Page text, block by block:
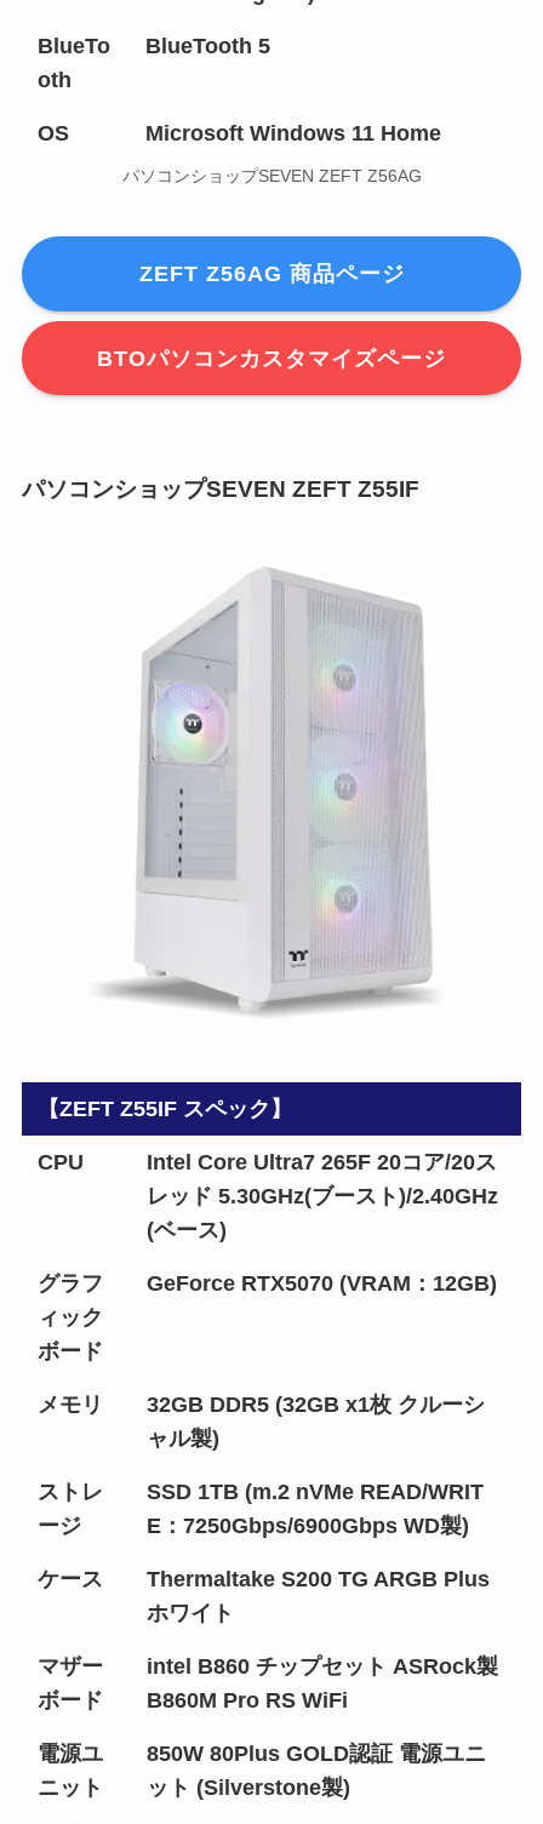
BlueTo
oth
BlueTooth 5
OS Microsoft Windows 11 Home
パソコンショップSEVEN ZEFT Z56AG
ZEFT Z56AG 商品ページ
BTOパソコンカスタマイズページ
パソコンショップSEVEN ZEFT Z55IF
【ZEFT Z55IF スペック】
CPU
Intel Core Ultra7 265F 20コア/20ス
レッド 5.30GHz(ブースト)/2.40GHz
(ベース)
グラフ
ィック
ボード
GeForce RTX5070 (VRAM：12GB)
メモリ
32GB DDR5 (32GB x1枚 クルーシ
ャル製)
ストレ
ージ
SSD 1TB (m.2 nVMe READ/WRIT
E：7250Gbps/6900Gbps WD製)
ケース
Thermaltake S200 TG ARGB Plus
ホワイト
マザー
ボード
intel B860 チップセット ASRock製
B860M Pro RS WiFi
電源ユ
ニット
850W 80Plus GOLD認証 電源ユニ
ット (Silverstone製)